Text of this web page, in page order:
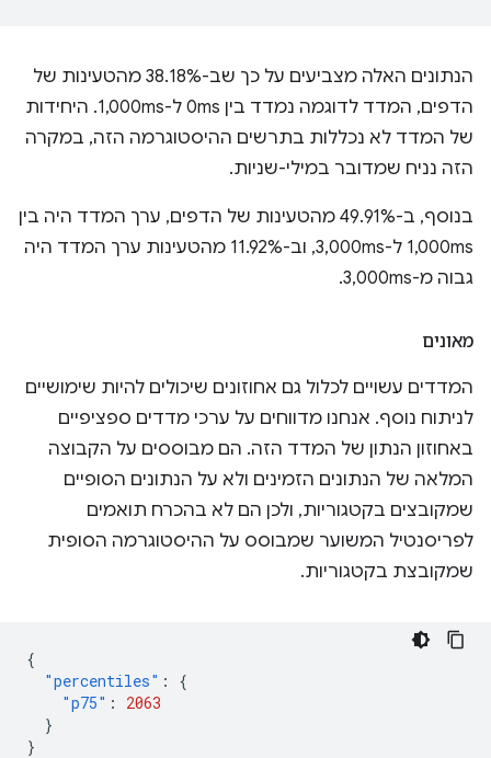
הנתונים האלה מצביעים על כך שב-38.18% מהטעינות של
הדפים, המדד לדוגמה נמדד בין 0ms ל-1,000ms. היחידות
של המדד לא נכללות בתרשים ההיסטוגרמה הזה, במקרה
הזה נניח שמדובר במילי-שניות.
בנוסף, ב-49.91% מהטעינות של הדפים, ערך המדד היה בין
1,000ms ל-3,000ms, וב-11.92% מהטעינות ערך המדד היה
גבוה מ-3,000ms.
מאונים
המדדים עשויים לכלול גם אחוזונים שיכולים להיות שימושיים
לניתוח נוסף. אנחנו מדווחים על ערכי מדדים ספציפיים
באחוזון הנתון של המדד הזה. הם מבוססים על הקבוצה
המלאה של הנתונים הזמינים ולא על הנתונים הסופיים
שמקובצים בקטגוריות, ולכן הם לא בהכרח תואמים
לפריסנטיל המשוער שמבוסס על ההיסטוגרמה הסופית
שמקובצת בקטגוריות.
{
"percentiles" :
{
"p75" :
2063
}
}